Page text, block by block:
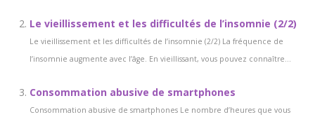
Le vieillissement et les difficultés de l’insomnie (2/2)
Le vieillissement et les difficultés de l’insomnie (2/2) La fréquence de
l’insomnie augmente avec l’âge. En vieillissant, vous pouvez connaître...
Consommation abusive de smartphones
Consommation abusive de smartphones Le nombre d’heures que vous